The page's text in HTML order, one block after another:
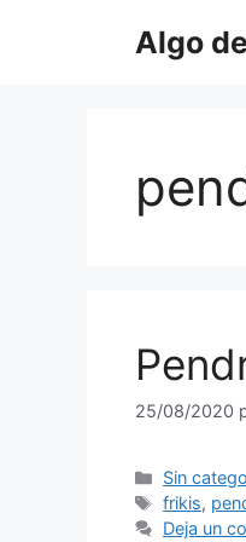
Algo
25/08/2020
Sin
Etiquetas
frikis,
Deja un